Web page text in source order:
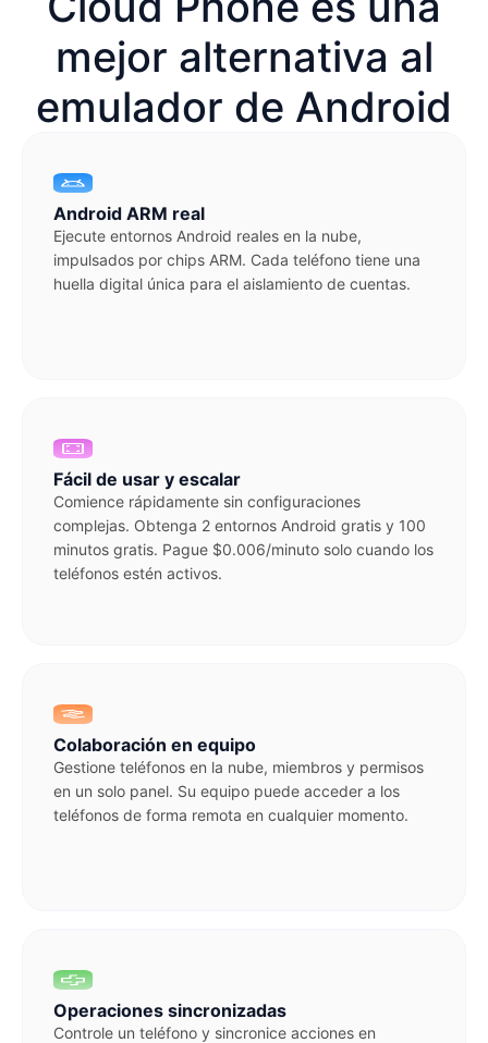
mejor alternativa al
emulador de Android
Android ARM real
Ejecute entornos Android reales en la nube,
impulsados por chips ARM. Cada teléfono tiene una
huella digital única para el aislamiento de cuentas.
Fácil de usar y escalar
Comience rápidamente sin configuraciones
complejas. Obtenga 2 entornos Android gratis y 100
minutos gratis. Pague $0.006/minuto solo cuando los
teléfonos estén activos.
Colaboración en equipo
Gestione teléfonos en la nube, miembros y permisos
en un solo panel. Su equipo puede acceder a los
teléfonos de forma remota en cualquier momento.
Operaciones sincronizadas
Controle un teléfono y sincronice acciones en